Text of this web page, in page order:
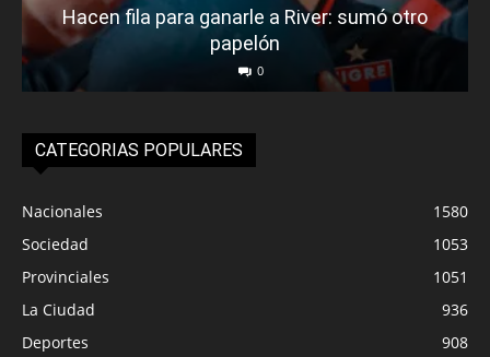
Hacen fila para ganarle a River: sumó otro
papelón
0
CATEGORIAS POPULARES
Nacionales
1580
Sociedad
1053
Provinciales
1051
La Ciudad
936
Deportes
908